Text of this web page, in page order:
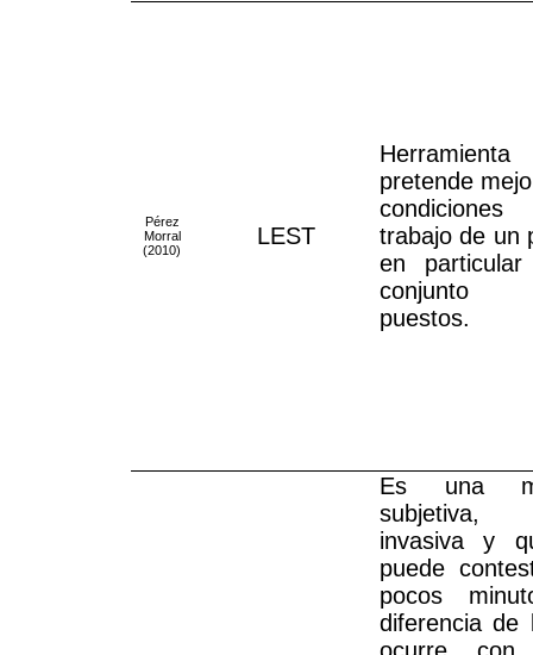
Pérez
Morral
(2010)
LEST
pretende
trabajo de un
en
puestos.
Es una
invasiva y
puede
pocos
diferencia de
ocurre con